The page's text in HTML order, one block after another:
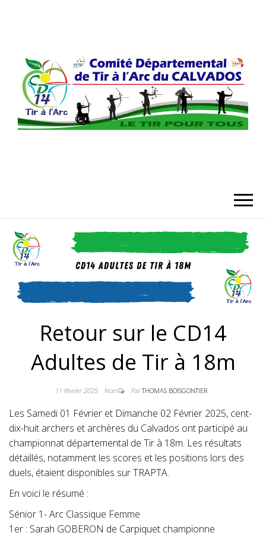
DU
DE TIR À
Retour sur le CD14
Adultes de Tir à 18m
11 février 2025 Non ParTHOMAS BOISGONTIER
Les Samedi 01 Février et Dimanche 02 Février 2025, cent-
dix-huit archers et archères du Calvados ont participé au
championnat départemental de Tir à 18m. Les résultats
détaillés, notamment les scores et les positions lors des
duels, étaient disponibles sur TRAPTA.
En voici le résumé :
Sénior 1- Arc Classique Femme
1er : Sarah GOBERON de Carpiquet championne